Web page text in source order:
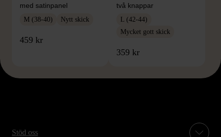
med satinpanel
M (38-40) Nytt skick
459 kr
två knappar
L (42-44)
Mycket gott skick
359 kr
Stöd oss